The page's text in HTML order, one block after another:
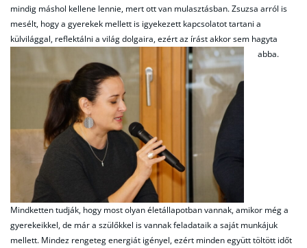
mindig máshol kellene lennie, mert ott van mulasztásban. Zsuzsa arról is
mesélt, hogy a gyerekek mellett is igyekezett kapcsolatot tartani a
külvilággal, reflektálni a világ dolgaira, ezért az írást akkor sem hagyta
abba.
Mindketten tudják, hogy most olyan életállapotban vannak, amikor még a
gyerekeikkel, de már a szülőkkel is vannak feladataik a saját munkájuk
mellett. Mindez rengeteg energiát igényel, ezért minden együtt töltött időt